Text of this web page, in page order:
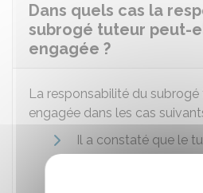
Dans quels cas la
subrogé tuteur peut-
engagée ?
La responsabilité du
engagée dans les cas
Il a constaté que le
fautes dans